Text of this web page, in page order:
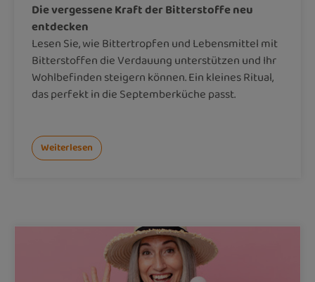
Die vergessene Kraft der Bitterstoffe neu
entdecken
Lesen Sie, wie Bittertropfen und Lebensmittel mit
Bitterstoffen die Verdauung unterstützen und Ihr
Wohlbefinden steigern können. Ein kleines Ritual,
das perfekt in die Septemberküche passt.
Weiterlesen